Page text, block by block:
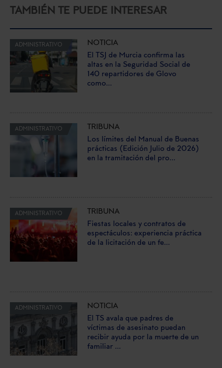
TAMBIÉN TE PUEDE INTERESAR
ADMINISTRATIVO
NOTICIA
El TSJ de Murcia confirma las
altas en la Seguridad Social de
140 repartidores de Glovo
como...
ADMINISTRATIVO
TRIBUNA
Los límites del Manual de Buenas
prácticas (Edición Julio de 2026)
en la tramitación del pro...
ADMINISTRATIVO
TRIBUNA
Fiestas locales y contratos de
espectáculos: experiencia práctica
de la licitación de un fe...
ADMINISTRATIVO
NOTICIA
El TS avala que padres de
víctimas de asesinato puedan
recibir ayuda por la muerte de un
familiar ...